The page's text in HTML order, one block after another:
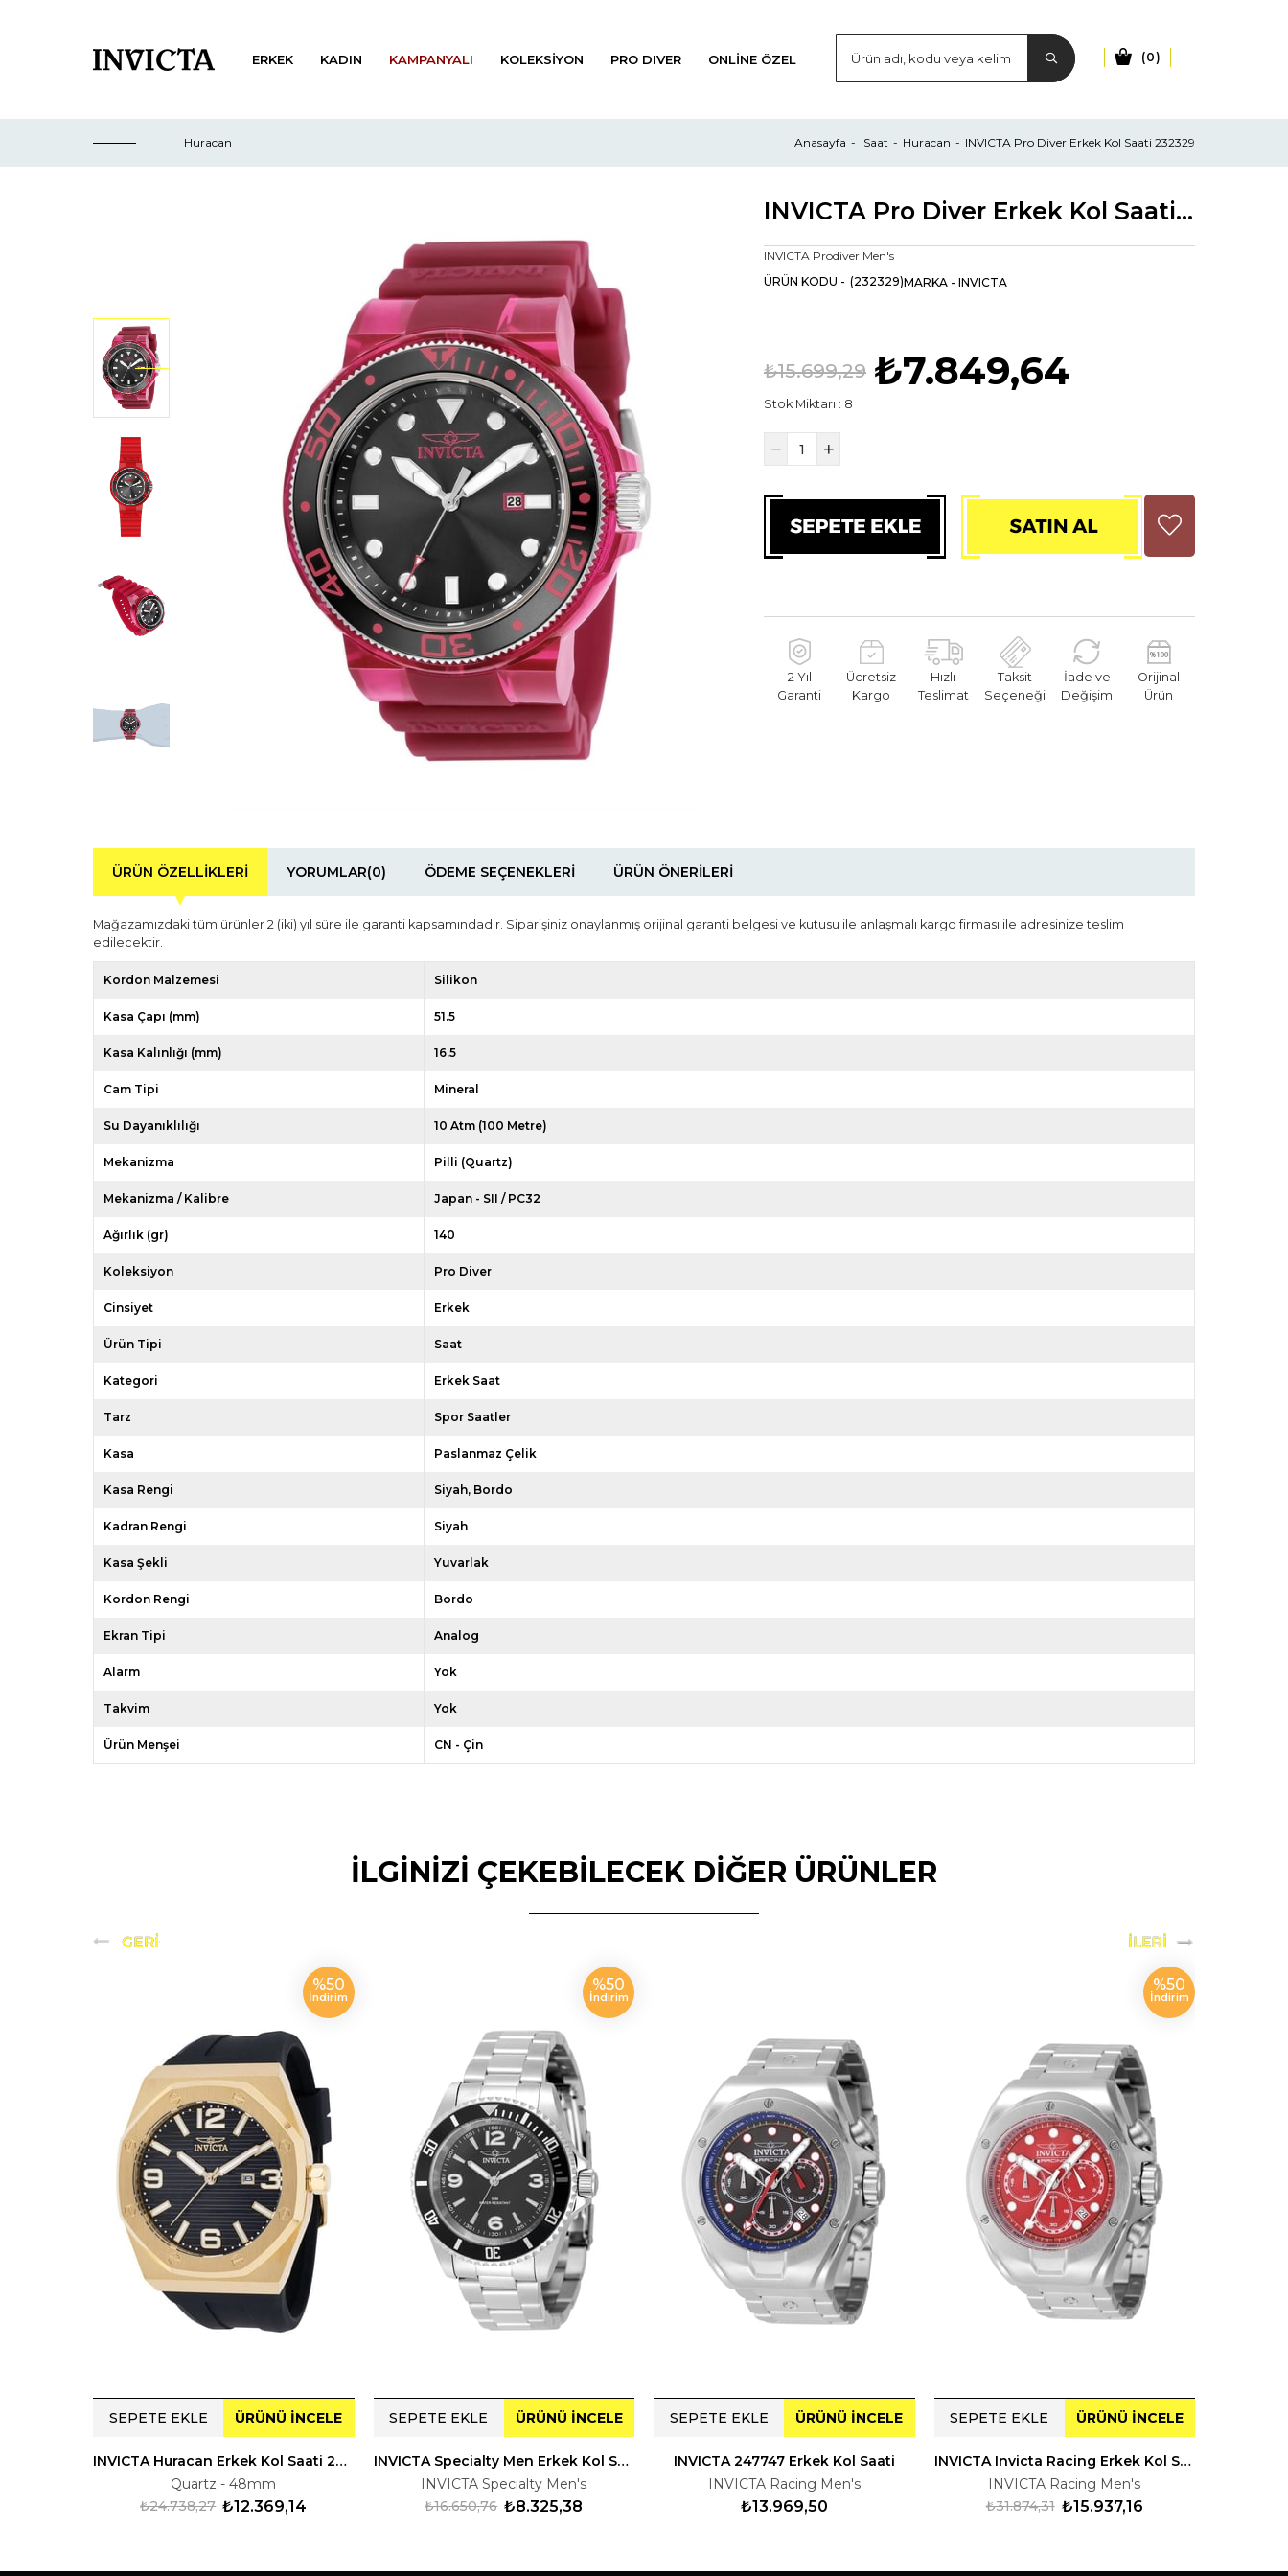
0
ERKEK KADIN KAMPANYALI KOLEKSIYON PRO DIVER ONLINE ÖZEL
Anasayfa Saat Huracan INVICTA Pro Diver Erkek Kol Saati 232329
Huracan
INVICTA Pro Diver Erkek Kol Saati 232329
INVICTA Prodiver Men's
(232329)MARKA - INVICTA
₺15.699,29 ₺7.849,64
Stok Miktarı : 8
2 Yıl
Garanti
Ücretsiz
Kargo
Hızlı
Teslimat
Taksit
Seçeneği
İade ve
Değişim
Orijinal
Ürün
ÜRÜN ÖZELLIKLERI YORUMLAR(0) ÖDEME SEÇENEKLERI ÜRÜN ÖNERILERI
Mağazamızdaki tüm ürünler 2 (iki) yıl süre ile garanti kapsamındadır. Siparişiniz onaylanmış orijinal garanti belgesi ve kutusu ile anlaşmalı kargo firması ile adresinize teslim
edilecektir.
Kordon Malzemesi Silikon
Kasa Çapı (mm) 51.5
Kasa Kalınlığı (mm) 16.5
Cam Tipi Mineral
Su Dayanıklılığı 10 Atm (100 Metre)
Mekanizma Pilli (Quartz)
Mekanizma / Kalibre Japan - SII / PC32
Ağırlık (gr) 140
Koleksiyon Pro Diver
Cinsiyet Erkek
Ürün Tipi Saat
Kategori Erkek Saat
Tarz Spor Saatler
Kasa Paslanmaz Çelik
Kasa Rengi Siyah Bordo
Kadran Rengi Siyah
Kasa Şekli Yuvarlak
Kordon Rengi Bordo
Ekran Tipi Analog
Alarm Yok
Takvim Yok
Ürün Menşei CN - Çin
İLGİNİZİ ÇEKEBİLECEK DİĞER ÜRÜNLER
INVICTA Huracan Erkek Kol Saati 245776
Quartz - 48mm
₺12.369,14
₺24.738,27
SEPETE EKLE ÜRÜNÜ İNCELE
%50
İndirim
INVICTA Specialty Men Erkek Kol Saati 249335
INVICTA Specialty Men's
₺8.325,38
₺16.650,76
SEPETE EKLE ÜRÜNÜ İNCELE
%50
İndirim
INVICTA 247747 Erkek Kol Saati
INVICTA Racing Men's
₺13.969,50
SEPETE EKLE ÜRÜNÜ İNCELE
INVICTA Invicta Racing Erkek Kol Saati 247744
INVICTA Racing Men's
₺15.937,16
₺31.874,31
SEPETE EKLE ÜRÜNÜ İNCELE
%50
İndirim